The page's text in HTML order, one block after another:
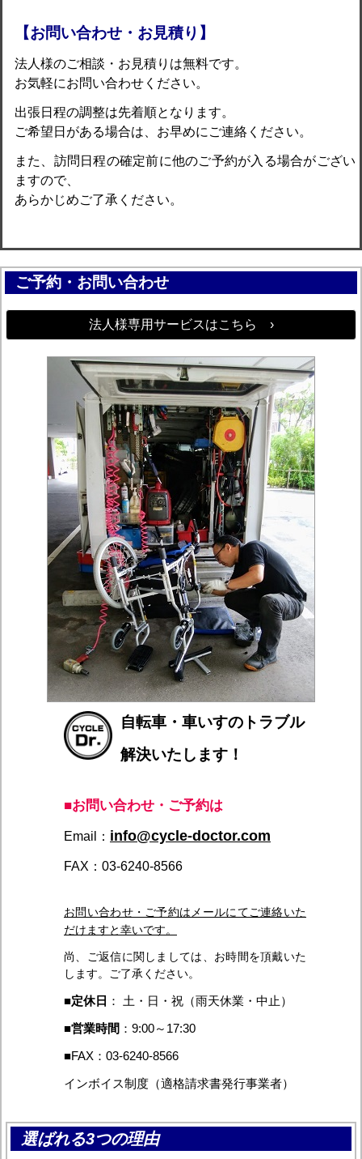
【お問い合わせ・お見積り】
法人様のご相談・お見積りは無料です。
お気軽にお問い合わせください。
出張日程の調整は先着順となります。
ご希望日がある場合は、お早めにご連絡ください。
また、訪問日程の確定前に他のご予約が入る場合がござい
ますので、
あらかじめご了承ください。
ご予約・お問い合わせ
法人様専用サービスはこちら ›
自転車・車いすのトラブル
解決いたします！
■お問い合わせ・ご予約は
Email： info@cycle-doctor.com
FAX：03-6240-8566
お問い合わせ・ご予約はメールにてご連絡いた
だけますと幸いです。
尚、ご返信に関しましては、お時間を頂戴いた
します。ご了承ください。
■定休日 ： 土・日・祝（雨天休業・中止）
■営業時間 ：9:00～17:30
■FAX：03-6240-8566
インボイス制度（適格請求書発行事業者）
選ばれる3つの理由